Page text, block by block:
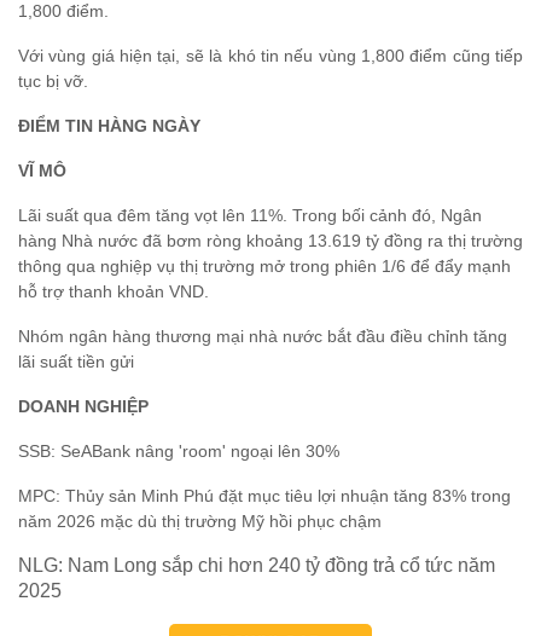
1,800 điểm.
Với vùng giá hiện tại, sẽ là khó tin nếu vùng 1,800 điểm cũng tiếp
tục bị vỡ.
ĐIỂM TIN HÀNG NGÀY
VĨ MÔ
Lãi suất qua đêm tăng vọt lên 11%. Trong bối cảnh đó, Ngân
hàng Nhà nước đã bơm ròng khoảng 13.619 tỷ đồng ra thị trường
thông qua nghiệp vụ thị trường mở trong phiên 1/6 để đẩy mạnh
hỗ trợ thanh khoản VND.
Nhóm ngân hàng thương mại nhà nước bắt đầu điều chỉnh tăng
lãi suất tiền gửi
DOANH NGHIỆP
SSB: SeABank nâng 'room' ngoại lên 30%
MPC: Thủy sản Minh Phú đặt mục tiêu lợi nhuận tăng 83% trong
năm 2026 mặc dù thị trường Mỹ hồi phục chậm
NLG: Nam Long sắp chi hơn 240 tỷ đồng trả cổ tức năm
2025